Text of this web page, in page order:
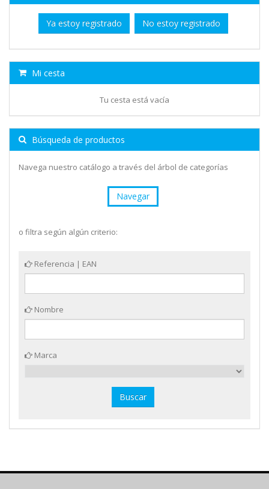
Ya estoy registrado No estoy registrado
Mi cesta
Tu cesta está vacía
Búsqueda de productos
Navega nuestro catálogo a través del árbol de categorías
Navegar
o filtra según algún criterio:
Referencia | EAN
Nombre
Marca